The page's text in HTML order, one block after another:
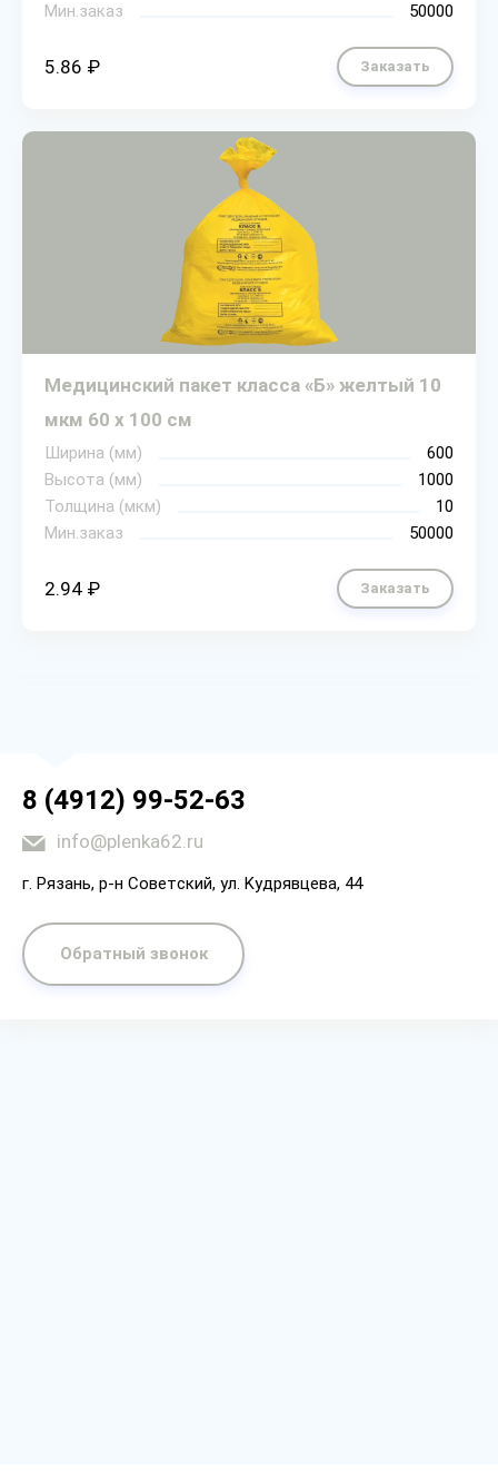
Мин.заказ
50000
5.86 ₽ Заказать
Медицинский пакет класса «Б» желтый 10
мкм 60 х 100 см
Ширина (мм)
600
Высота (мм)
1000
Толщина (мкм)
10
Мин.заказ
50000
2.94 ₽ Заказать
8 (4912) 99-52-63
info@plenka62.ru
г. Рязaнь, p-н Coвeтcкий, yл. Kyдpявцeвa, 44
Обратный звонок